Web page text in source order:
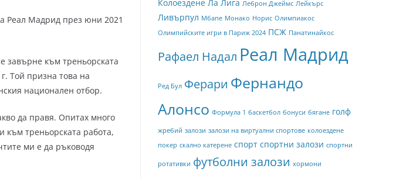
Реал Мадрид през юни 2021
завърне към треньорската
Той призна това на
национален отбор.
да правя. Опитах много
към треньорската работа,
ми е да ръководя
Колоездене Ла Лига Леброн Джеймс Лейкърс
Ливърпул Мбапе Монако Норис Олимпиакос
Олимпийските игри в Париж 2024 ПСЖ Панатинайкос
Рафаел Надал Реал Мадрид
Ред Бул Ферари Фернандо
Алонсо Формула 1 баскетбол бонуси бягане голф
жребий залози залози на виртуални спортове колоездене
покер скално катерене спорт спортни залози спортни
ротативки футболни залози хормони